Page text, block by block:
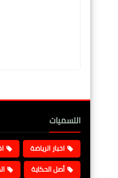
التسميات
اخبار الرياضة
أصل الحكاية